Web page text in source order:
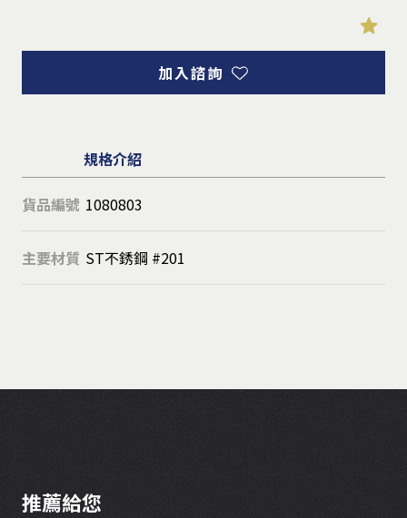
加入諮詢
規格介紹
貨品編號 1080803
主要材質 ST不銹鋼 #201
推薦給您